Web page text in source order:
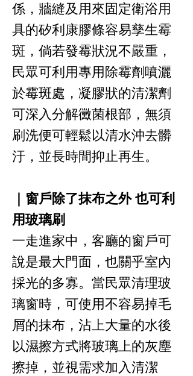
係，牆縫及用來固定衛浴用
具的矽利康膠條容易孳生霉
斑，倘若發霉狀況不嚴重，
民眾可利用專用除霉劑噴灑
於霉斑處，凝膠狀的清潔劑
可深入分解黴菌根部，無須
刷洗便可輕鬆以清水沖去髒
汙，並長時間抑止再生。
｜窗戶除了抹布之外 也可利
用玻璃刷
一走進家中，客廳的窗戶可
說是最大門面，也關乎室內
採光的多寡。當民眾清理玻
璃窗時，可使用不容易掉毛
屑的抹布，沾上大量的水後
以濕擦方式將玻璃上的灰塵
擦掉，並視需求加入清潔